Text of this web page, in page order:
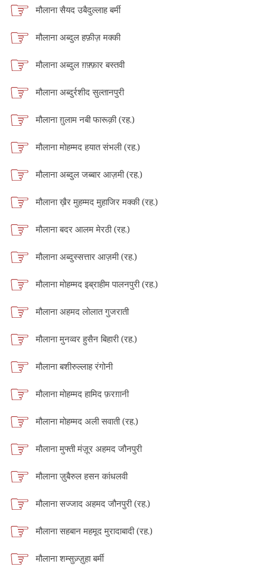
मौलाना सैयद उबैदुल्लाह बर्मी
मौलाना अब्दुल हफ़ीज़ मक्की
मौलाना अब्दुल ग़फ़्फ़ार बस्तवी
मौलाना अब्दुर्रशीद सुल्तानपुरी
मौलाना ग़ुलाम नबी फारूक़ी (रह.)
मौलाना मोहम्मद हयात संभली (रह.)
मौलाना अब्दुल जब्बार आज़मी (रह.)
मौलाना ख़ैर मुहम्मद मुहाजिर मक्की (रह.)
मौलाना बदर आलम मेरठी (रह.)
मौलाना अब्दुस्सत्तार आज़मी (रह.)
मौलाना मोहम्मद इब्राहीम पालनपुरी (रह.)
मौलाना अहमद लोलात गुजराती
मौलाना मुनव्वर हुसैन बिहारी (रह.)
मौलाना बशीरुल्लाह रंगोनी
मौलाना मोहम्मद हामिद फ़रग़ानी
मौलाना मोहम्मद अली सवाती (रह.)
मौलाना मुफ्ती मंज़ूर अहमद जौनपुरी
मौलाना ज़ुबैरुल हसन कांधलवी
मौलाना सज्जाद अहमद जौनपुरी (रह.)
मौलाना सहबान महमूद मुरादाबादी (रह.)
मौलाना शम्सुज़्ज़ुहा बर्मी